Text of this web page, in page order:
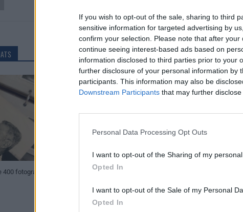
If you wish to opt-out of the sale, sharing to third
sensitive information for targeted advertising by
confirm your selection. Please note that after
continue seeing interest-based ads based on
information disclosed to third parties prior to your
further disclosure of your personal information by
participants. This information may also be
Downstream Participants that may further
Personal Data Processing Opt Outs
I want to opt-out of the Sharing of my personal
Opted In
I want to opt-out of the Sale of my Personal
Opted In
fotografies al
Un tribut als Rolling Stones obri diumenge
Societat
del Castell de